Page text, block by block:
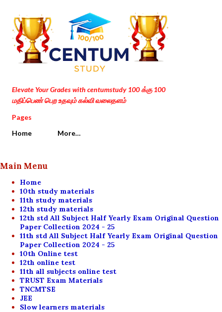
Skip to main content
Elevate Your Grades with centumstudy 100 க்கு 100
மதிப்பெண் பெற உதவும் கல்வி வலைதளம்
Pages
Home
More…
Main Menu
Home
10th study materials
11th study materials
12th study materials
12th std All Subject Half Yearly Exam Original Question
Paper Collection 2024 - 25
11th std All Subject Half Yearly Exam Original Question
Paper Collection 2024 - 25
10th Online test
12th online test
11th all subjects online test
TRUST Exam Materials
TNCMTSE
JEE
Slow learners materials